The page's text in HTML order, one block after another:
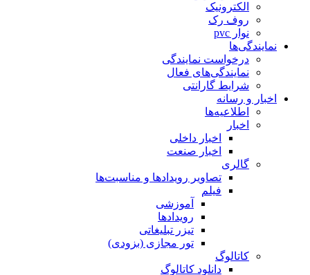
الکترونیک
روف رک
نوار pvc
نمایندگی‌ها
درخواست نمایندگی
نمایندگی‌های فعال
شرایط گارانتی
اخبار و رسانه
اطلاعیه‌ها
اخبار
اخبار داخلی
اخبار صنعت
گالری
تصاویر رویدادها و مناسبت‌ها
فیلم
آموزشی
رویدادها
تیزر تبلیغاتی
تور مجازی (بزودی)
کاتالوگ
دانلود کاتالوگ